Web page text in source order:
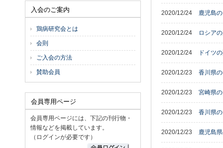
2020/12/24 鹿児島
2020/12/24 ロシア
2020/12/24 ドイツ
2020/12/23 香川県
2020/12/23 宮崎県
2020/12/23 香川県
2020/12/23 鹿児島
入会のご案内
鶏病研究会とは
会則
ご入会の方法
賛助会員
会員専用ページ
会員専用ページには、下記の刊行物・
情報などを掲載しています。
（ログインが必要です）